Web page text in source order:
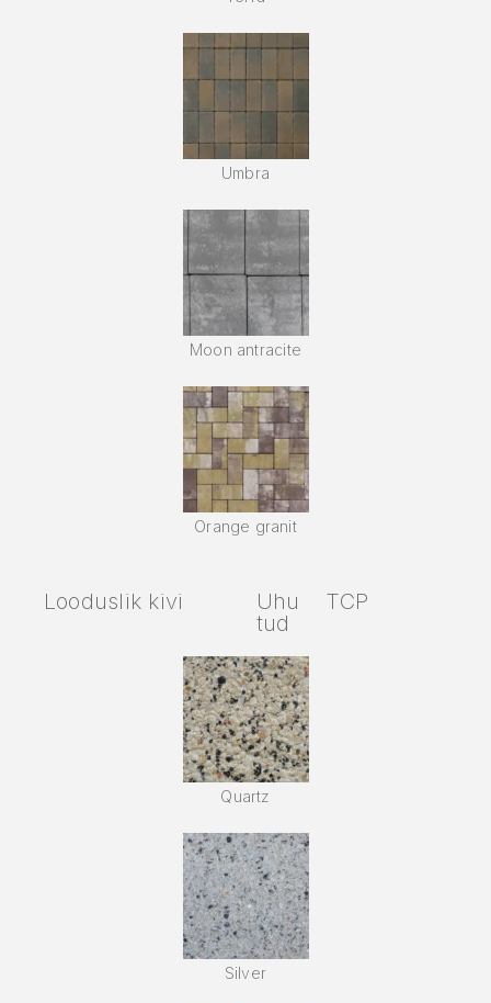
Umbra
Moon antracite
Orange granit
Looduslik kivi
Uhu
tud
TCP
Quartz
Silver